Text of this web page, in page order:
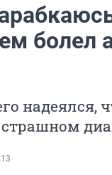
болел
надеялся,